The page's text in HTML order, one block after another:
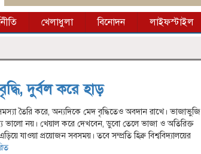
খেলাধুলা বিনোদন লাইফস্টাইল
দুর্বল করে হাড়
তৈরি করে, অন্যদিকে মেদ বৃদ্ধিতেও অবদান রাখে। ভাজাভুজি
ভালো নয়। খেয়াল করে দেখবেন, ডুবো তেলে ভাজা ও অতিরিক্ত
যাওয়া প্রয়োজন সবসময়। তবে সম্প্রতি হিব্রু বিশ্ববিদ্যালয়ের